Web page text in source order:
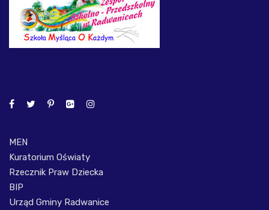
MEN
Kuratorium Oświaty
Rzecznik Praw Dziecka
BIP
Urząd Gminy Radwanice